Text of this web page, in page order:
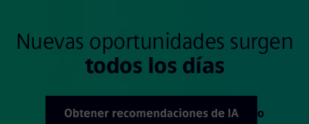
Nuevas oportunidades surgen
todos los días
Obtener recomendaciones de IA o